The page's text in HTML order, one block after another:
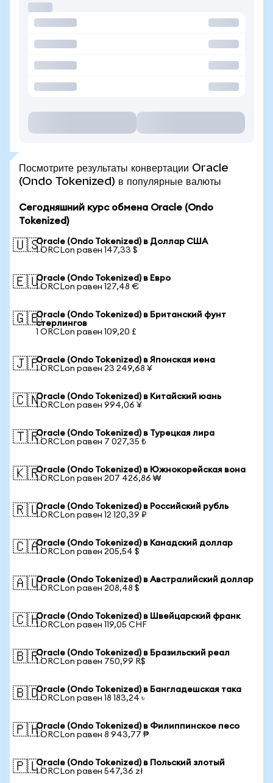
Посмотрите результаты конвертации Oracle
(Ondo Tokenized) в популярные валюты
Сегодняшний курс обмена Oracle (Ondo
Tokenized)
🇺🇸Oracle (Ondo Tokenized) в Доллар США
1 ORCLon равен 147,33 $
🇪🇺Oracle (Ondo Tokenized) в Евро
1 ORCLon равен 127,48 €
🇬🇧Oracle (Ondo Tokenized) в Британский фунт
стерлингов
1 ORCLon равен 109,20 £
🇯🇵Oracle (Ondo Tokenized) в Японская иена
1 ORCLon равен 23 249,68 ¥
🇨🇳Oracle (Ondo Tokenized) в Китайский юань
1 ORCLon равен 994,06 ¥
🇹🇷Oracle (Ondo Tokenized) в Турецкая лира
1 ORCLon равен 7 027,35 ₺
🇰🇷Oracle (Ondo Tokenized) в Южнокорейская вона
1 ORCLon равен 207 426,86 ₩
🇷🇺Oracle (Ondo Tokenized) в Российский рубль
1 ORCLon равен 12 120,39 ₽
🇨🇦Oracle (Ondo Tokenized) в Канадский доллар
1 ORCLon равен 205,54 $
🇦🇺Oracle (Ondo Tokenized) в Австралийский доллар
1 ORCLon равен 208,48 $
🇨🇭Oracle (Ondo Tokenized) в Швейцарский франк
1 ORCLon равен 119,05 CHF
🇧🇷Oracle (Ondo Tokenized) в Бразильский реал
1 ORCLon равен 750,99 R$
🇧🇩Oracle (Ondo Tokenized) в Бангладешская така
1 ORCLon равен 18 183,24 ৳
🇵🇭Oracle (Ondo Tokenized) в Филиппинское песо
1 ORCLon равен 8 943,77 ₱
🇵🇱Oracle (Ondo Tokenized) в Польский злотый
1 ORCLon равен 547,36 zł